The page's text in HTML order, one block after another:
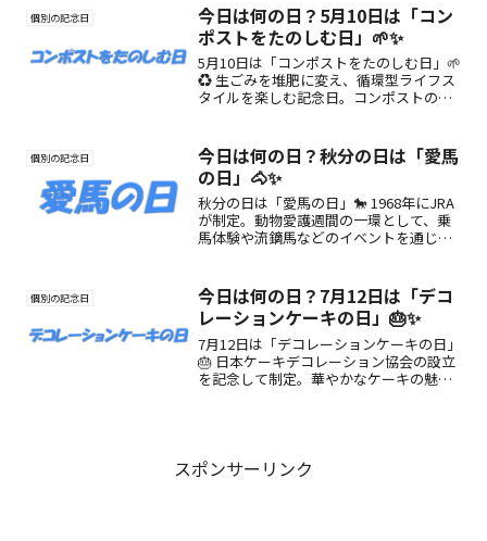
個別の記念日
今日は何の日？5月10日は「コン
ポストをたのしむ日」🌱✨
5月10日は「コンポストをたのしむ日」🌱
♻️ 生ごみを堆肥に変え、循環型ライフス
タイルを楽しむ記念日。コンポストの魅
個別の記念日
今日は何の日？秋分の日は「愛馬
の日」🐴✨
秋分の日は「愛馬の日」🐎 1968年にJRA
が制定。動物愛護週間の一環として、乗
馬体験や流鏑馬などのイベントを通じ馬
個別の記念日
今日は何の日？7月12日は「デコ
レーションケーキの日」🎂✨
7月12日は「デコレーションケーキの日」
🎂 日本ケーキデコレーション協会の設立
を記念して制定。華やかなケーキの魅力
スポンサーリンク